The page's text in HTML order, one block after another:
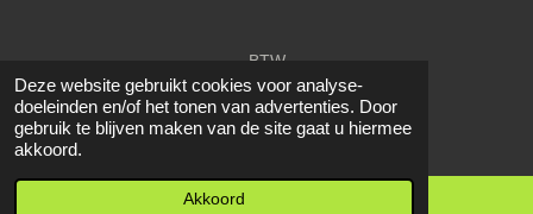
Deze website gebruikt cookies voor analyse-
doeleinden en/of het tonen van advertenties. Door
gebruik te blijven maken van de site gaat u hiermee
akkoord.
Akkoord
BTW
BE0656580627
© 2020 - 2026 Me-Time